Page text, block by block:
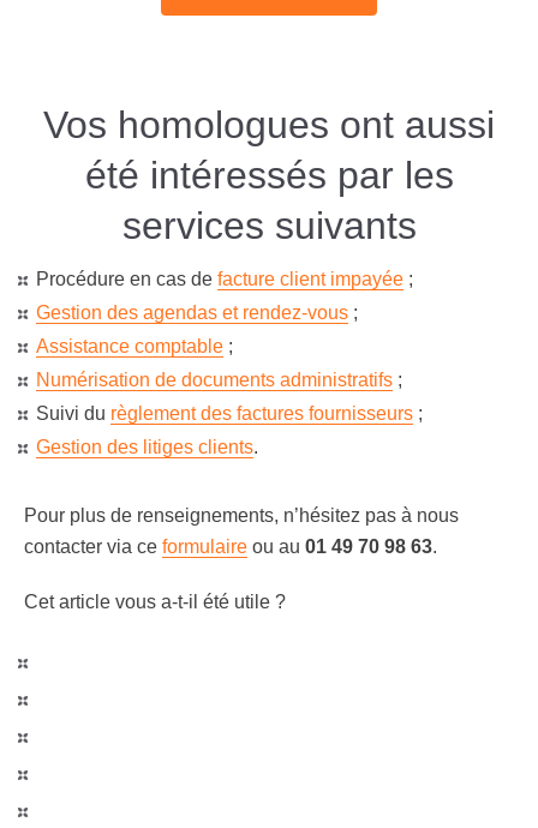
Vos homologues ont aussi
été intéressés par les
services suivants
Procédure en cas de facture client impayée ;
Gestion des agendas et rendez-vous ;
Assistance comptable ;
Numérisation de documents administratifs ;
Suivi du règlement des factures fournisseurs ;
Gestion des litiges clients.
Pour plus de renseignements, n’hésitez pas à nous
contacter via ce formulaire ou au 01 49 70 98 63.
Cet article vous a-t-il été utile ?